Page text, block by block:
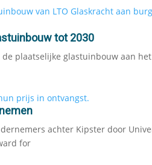
tot 2030
plaatselijke glastuinbouw aan
achter Kipster door
for